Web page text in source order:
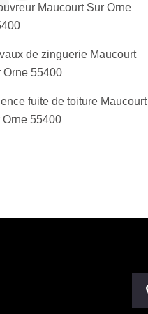
Maucourt Sur Orne
de zinguerie Maucourt
Orne 55400
fuite de toiture Maucourt
Orne 55400